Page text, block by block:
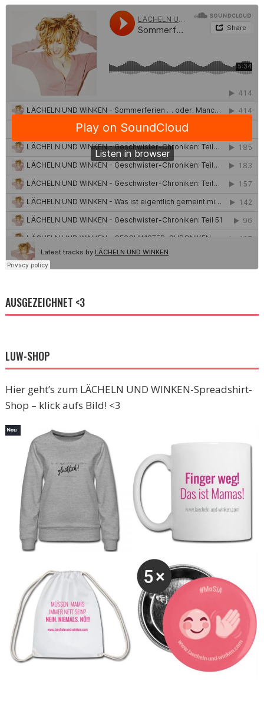
AUSGEZEICHNET <3
LUW-SHOP
Hier geht’s zum LÄCHELN UND WINKEN-Spreadshirt-
Shop – klick aufs Bild! <3